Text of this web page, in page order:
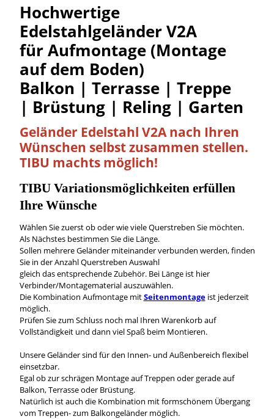
Hochwertige
Edelstahlgeländer V2A
für Aufmontage (Montage
auf dem Boden)
Balkon | Terrasse | Treppe
| Brüstung | Reling | Garten
Geländer Edelstahl V2A nach Ihren
Wünschen selbstzusammen stellen.
TIBU machts möglich!
TIBU Variationsmöglichkeitenerfüllen
Ihre Wünsche
Wählen Sie zuerst ob oder wie viele Querstreben Sie möchten.
Als Nächstes bestimmen Sie die Länge.
Sollen mehrere Geländer miteinander verbunden werden, finden
Sie in der Anzahl Querstreben Auswahl
gleich das entsprechende Zubehör. Bei Länge ist hier
Verbinder/Montagematerial auszuwählen.
Die Kombination Aufmontage mitSeitenmontageist jederzeit
möglich.
Prüfen Sie zum Schluss noch mal Ihren Warenkorb auf
Vollständigkeit und dann viel Spaß beim Montieren.
Unsere Geländer sind für den Innen- und Außenbereich flexibel
einsetzbar.
Egal ob zur schrägen Montage auf Treppen oder gerade auf
Balkon, Terrasse oder Brüstung.
Natürlich ist auch die Kombination mit formschönem Übergang
vom Treppen- zum Balkongeländer möglich.